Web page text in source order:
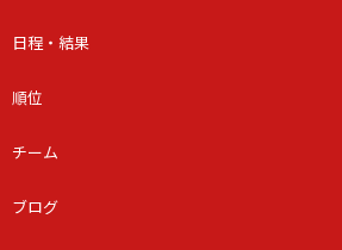
日程・結果
順位
チーム
ブログ